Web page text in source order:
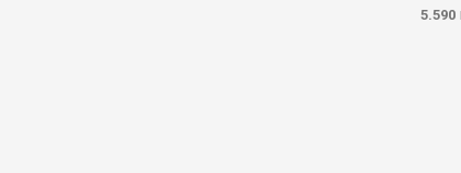
5.590